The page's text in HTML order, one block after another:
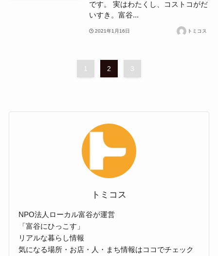
です。 実はわたくし、コストコがだ
いすき。富谷...
2021年1月16日 トミコス
1 2 3
トミコス
NPO法人ローカル富谷が運営
「富谷にひっこす」
リアルな暮らし情報
気になる場所・お店・人・まち情報はココでチェック